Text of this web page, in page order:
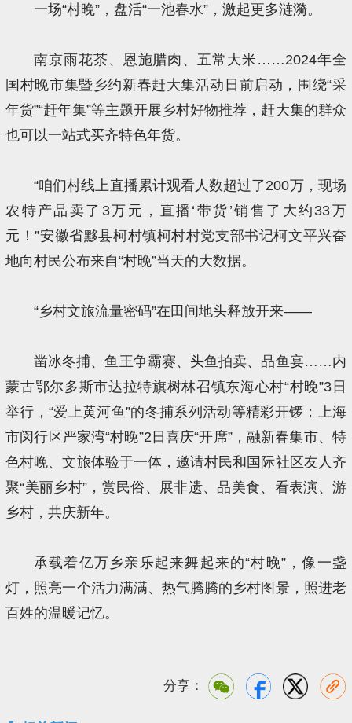
一场“村晚”，盘活“一池春水”，激起更多涟漪。
南京雨花茶、恩施腊肉、五常大米……2024年全
国村晚市集暨乡约新春赶大集活动日前启动，围绕“采
年货”“赶年集”等主题开展乡村好物推荐，赶大集的群众
也可以一站式买齐特色年货。
“咱们村线上直播累计观看人数超过了200万，现场
农特产品卖了3万元，直播‘带货’销售了大约33万
元！”安徽省黟县柯村镇柯村村党支部书记柯文平兴奋
地向村民公布来自“村晚”当天的大数据。
“乡村文旅流量密码”在田间地头释放开来——
凿冰冬捕、鱼王争霸赛、头鱼拍卖、品鱼宴……内
蒙古鄂尔多斯市达拉特旗树林召镇东海心村“村晚”3日
举行，“爱上黄河鱼”的冬捕系列活动等精彩开锣；上海
市闵行区严家湾“村晚”2日喜庆“开席”，融新春集市、特
色村晚、文旅体验于一体，邀请村民和国际社区友人齐
聚“美丽乡村”，赏民俗、展非遗、品美食、看表演、游
乡村，共庆新年。
承载着亿万乡亲乐起来舞起来的“村晚”，像一盏
灯，照亮一个活力满满、热气腾腾的乡村图景，照进老
百姓的温暖记忆。
分享：